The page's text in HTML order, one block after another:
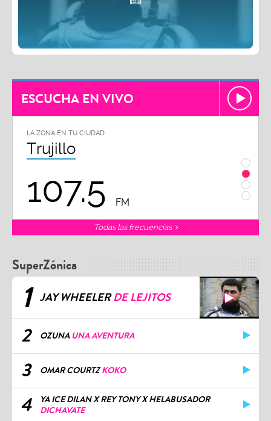
ESCUCHA EN VIVO
LA ZONA EN TU CIUDAD
Trujillo
107.5 FM
Todas las frecuencias
SuperZónica
1 JAY WHEELERDE LEJITOS
2 OZUNA UNA AVENTURA
3 OMAR COURTZKOKO
4
YA ICE DILAN X REY TONY X HELABUSADOR
DICHAVATE